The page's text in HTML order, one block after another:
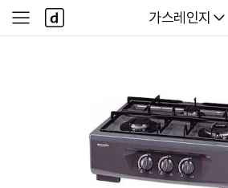
다나와
가스레인지
사
이
다
나
와